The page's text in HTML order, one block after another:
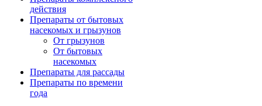
действия
Препараты от бытовых
насекомых и грызунов
От грызунов
От бытовых
насекомых
Препараты для рассады
Препараты по времени
года